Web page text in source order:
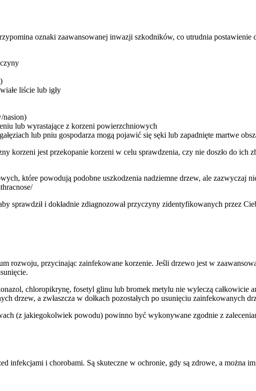
oznaki zaawansowanej inwazji szkodników, co utrudnia
liście lub igły
nasion)
lub wyrastające z korzeni powierzchniowych
lub pniu gospodarza mogą pojawić się sęki lub zapadnięte martwe
korzeni jest przekopanie korzeni w celu sprawdzenia, czy nie doszło do ich
które powodują podobne uszkodzenia nadziemne drzew, ale zazwyczaj
sprawdził i dokładnie zdiagnozował przyczyny zidentyfikowanych przez
rozwoju, przycinając zainfekowane korzenie. Jeśli drzewo jest w
chloropikrynę, fosetyl glinu lub bromek metylu nie wyleczą całkowicie
drzew, a zwłaszcza w dołkach pozostałych po usunięciu zainfekowanych
(z jakiegokolwiek powodu) powinno być wykonywane zgodnie z
infekcjami i chorobami. Są skuteczne w ochronie, gdy są zdrowe, a można